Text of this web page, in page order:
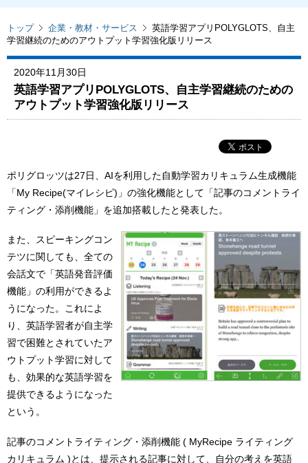
トップ 企業・教材・サービス
英語学習アプリPOLYGLOTS、自主
学習継続のためのアウトプット学習強化版リリース
2020年11月30日
英語学習アプリPOLYGLOTS、自主学習継続のための
アウトプット学習強化版リリース
ポリグロッツは27日、AIを利用した自動学習カリキュラム生成機能
「My Recipe(マイレシピ)」の強化機能として「記事のコメントライ
ティング・添削機能」を追加搭載したと発表した。
また、スピーキングコン
テツに関しても、全ての
会話文で「英語発音評価
機能」の利用ができるよ
うになった。これによ
り、英語学習者が自主学
習で困難とされていたア
ウトプット学習に対して
も、効果的な英語学習を
提供できるようになった
という。
記事のコメントライティング・添削機能 ( MyRecipe ライティング
カリキュラム )とは、提示される記事に対して、自分の考えを英語